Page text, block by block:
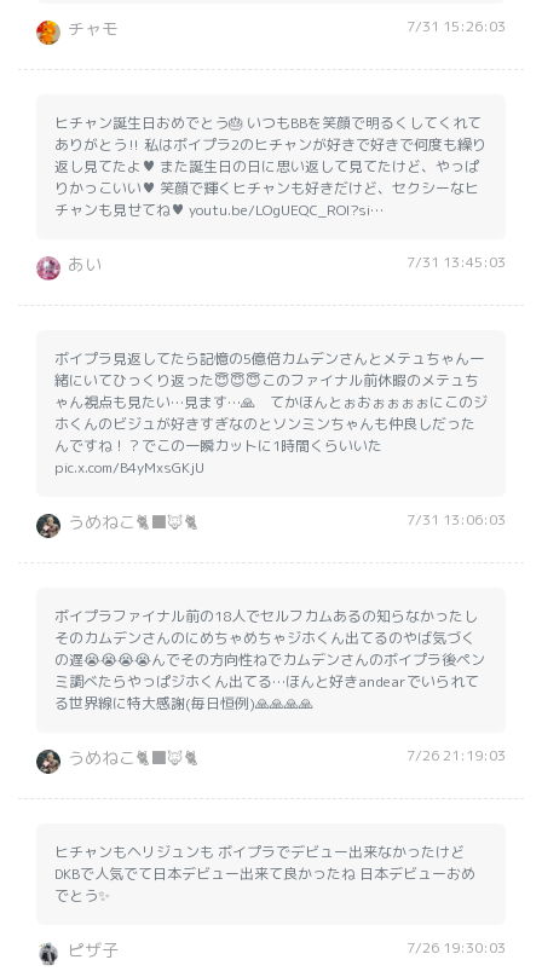
チャモ 7/31 15:26:03
ヒチャン誕生日おめでとう🎂 いつもBBを笑顔で明るくしてくれて
ありがとう‼️ 私はボイプラ2のヒチャンが好きで好きで何度も繰り
返し見てたよ♥️ また誕生日の日に思い返して見てたけど、やっぱ
りかっこいい♥️ 笑顔で輝くヒチャンも好きだけど、セクシーなヒ
チャンも見せてね♥️ youtu.be/LOgUEQC_ROI?si…
あい 7/31 13:45:03
ボイプラ見返してたら記憶の5億倍カムデンさんとメテュちゃん一
緒にいてひっくり返った😇😇😇このファイナル前休暇のメテュち
ゃん視点も見たい…見ます…🙏 てかほんとぉおぉぉぉぉにこのジ
ホくんのビジュが好きすぎなのとソンミンちゃんも仲良しだった
んですね！？でこの一瞬カットに1時間くらいいた
pic.x.com/B4yMxsGKjU
うめねこ🐈‍⬛🦊🐈️ 7/31 13:06:03
ボイプラファイナル前の18人でセルフカムあるの知らなかったし
そのカムデンさんのにめちゃめちゃジホくん出てるのやば気づく
の遅😭😭😭😭んでその方向性ねでカムデンさんのボイプラ後ペン
ミ調べたらやっぱジホくん出てる…ほんと好きandearでいられて
る世界線に特大感謝(毎日恒例)🙏🙏🙏🙏
うめねこ🐈‍⬛🦊🐈️ 7/26 21:19:03
ヒチャンもヘリジュンも ボイプラでデビュー出来なかったけど
DKBで人気でて日本デビュー出来て良かったね 日本デビューおめ
でとう✨️
ピザ子 7/26 19:30:03